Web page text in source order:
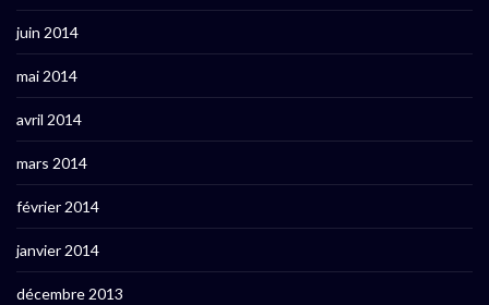
juin 2014
mai 2014
avril 2014
mars 2014
février 2014
janvier 2014
décembre 2013